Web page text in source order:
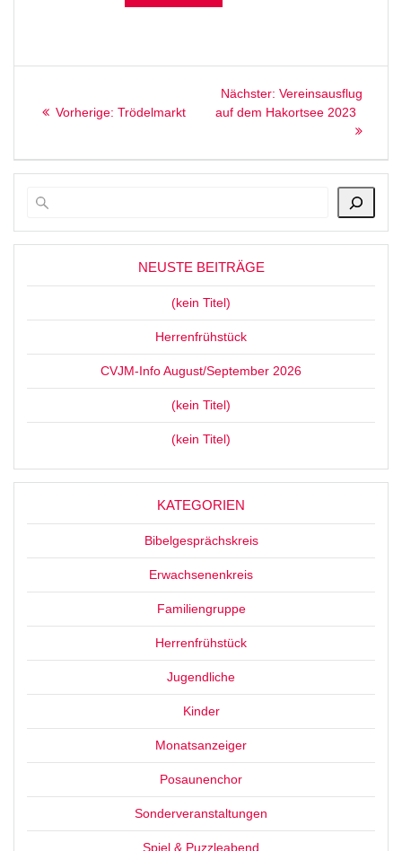
Vorherige: Vorheriger
Trödelmarkt
Nächster: Nächster
Beitrag:
Vereinsausflug
auf dem Hakortsee 2023
NEUSTE BEITRÄGE
(kein Titel)
Herrenfrühstück
CVJM-Info August/September 2026
(kein Titel)
(kein Titel)
KATEGORIEN
Bibelgesprächskreis
Erwachsenenkreis
Familiengruppe
Herrenfrühstück
Jugendliche
Kinder
Monatsanzeiger
Posaunenchor
Sonderveranstaltungen
Spiel & Puzzleabend